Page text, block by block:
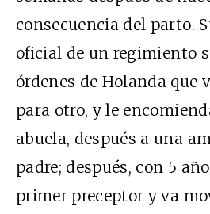
consecuencia del parto.
oficial de un regimiento
órdenes de Holanda que
para otro, y le
abuela, después a una
padre; después, con 5
primer preceptor y va